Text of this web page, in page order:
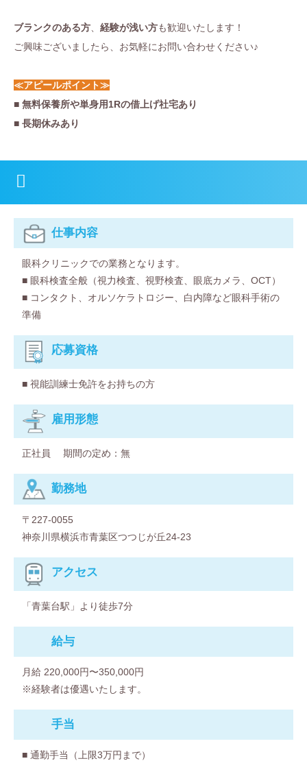
ブランクのある方 経験が浅い方も歓迎いたします！
ご興味ございましたら、お気軽にお問い合わせください♪
≪アピールポイント≫
■ 無料保養所や単身用1Rの借上げ社宅あり
■ 長期休みあり
仕事内容
眼科クリニックでの業務となります。
■ 眼科検査全般（視力検査、視野検査、眼底カメラ、OCT）
■ コンタクト、オルソケラトロジー、白内障など眼科手術の
準備
応募資格
■ 視能訓練士免許をお持ちの方
雇⽤形態
正社員 期間の定め：無
勤務地
〒227-0055
神奈川県横浜市青葉区つつじが丘24-23
アクセス
「青葉台駅」より徒歩7分
給与
月給 220,000円〜350,000円
※経験者は優遇いたします。
⼿当
■ 通勤手当（上限3万円まで）